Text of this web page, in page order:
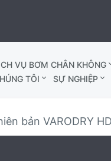
VỤ BƠM CHÂN KHÔNG
TÔI
SỰ NGHIỆP
bản VARODRY